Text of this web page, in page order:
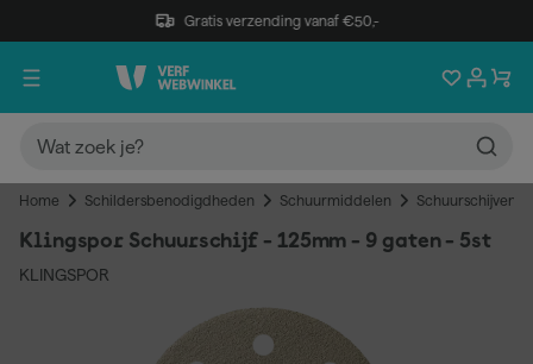
Gratis verzending vanaf €50,-
Home Schildersbenodigdheden Schuurmiddelen Schuurschijven
Klingspor Schuurschijf - 125mm - 9 gaten - 5st
KLINGSPOR